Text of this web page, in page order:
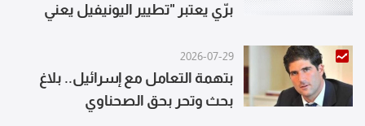
برّي يعتبر "تطيير اليونيفيل يعني
لايطاليا أولوية مثلاً
2026-07-29
بتهمة التعامل مع إسرائيل.. بلاغ
بحث وتحر بحق الصحناوي